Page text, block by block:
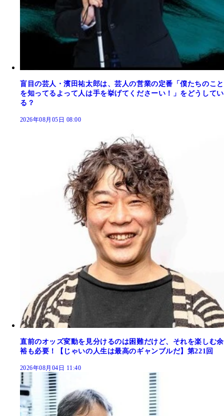
盲目の芸人・濱田祐太郎は、芸人の営業の定番「僕たちのこと
を知ってるよって人は手を挙げてくださーい！」をどうしてい
る？
2026年08月05日 08:00
直前のオッズ変動を見分けるのは困難だけど、それを楽しむ余
裕も必要！【じゃいの人生は最高のギャンブルだ】第221回
2026年08月04日 11:40